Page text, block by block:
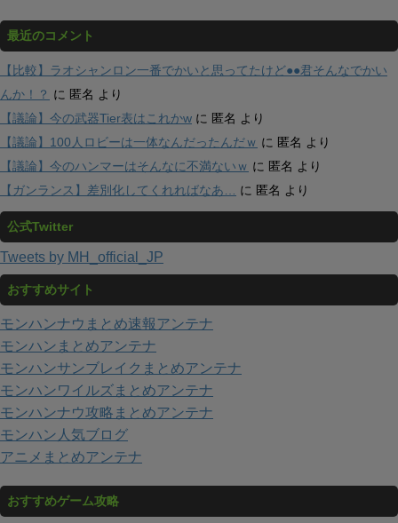
最近のコメント
【比較】ラオシャンロン一番でかいと思ってたけど●●君そんなでかい
んか！？ に 匿名 より
【議論】今の武器Tier表はこれかw に 匿名 より
【議論】100人ロビーは一体なんだったんだｗ に 匿名 より
【議論】今のハンマーはそんなに不満ないｗ に 匿名 より
【ガンランス】差別化してくれればなあ… に 匿名 より
公式Twitter
Tweets by MH_official_JP
おすすめサイト
モンハンナウまとめ速報アンテナ
モンハンまとめアンテナ
モンハンサンブレイクまとめアンテナ
モンハンワイルズまとめアンテナ
モンハンナウ攻略まとめアンテナ
モンハン人気ブログ
アニメまとめアンテナ
おすすめゲーム攻略